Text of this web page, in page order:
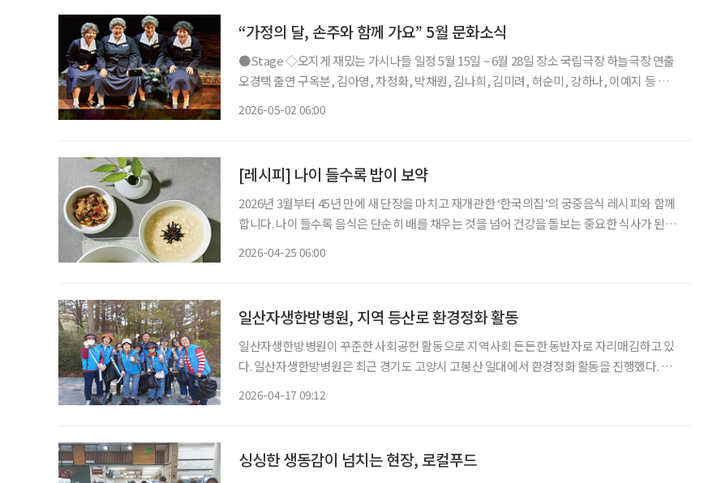
“가정의 달, 손주와 함께 가요” 5월 문화소식
●Stage ◇오지게 재밌는 가시나들 일정 5월 15일 ~ 6월 28일 장소 국립극장 하늘극장 연출
오경택 출연 구옥분, 김아영, 차정화, 박채원, 김나희, 김미려, 허순미, 강하나, 이예지 등 뮤
2026-05-02 06:00
[레시피] 나이 들수록 밥이 보약
2026년 3월부터 45년 만에 새 단장을 마치고 재개관한 ‘한국의집’의 궁중음식 레시피와 함께
합니다. 나이 들수록 음식은 단순히 배를 채우는 것을 넘어 건강을 돌보는 중요한 식사가 된다.
2026-04-25 06:00
일산자생한방병원, 지역 등산로 환경정화 활동
일산자생한방병원이 꾸준한 사회공헌 활동으로 지역사회 든든한 동반자로 자리매김하고 있
다. 일산자생한방병원은 최근 경기도 고양시 고봉산 일대에서 환경정화 활동을 진행했다. 이
2026-04-17 09:12
싱싱한 생동감이 넘치는 현장, 로컬푸드